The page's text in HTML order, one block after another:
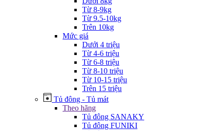
Từ 8-9kg
Từ 9.5-10kg
Trên 10kg
Mức giá
Dưới 4 triệu
Từ 4-6 triệu
Từ 6-8 triệu
Từ 8-10 triệu
Từ 10-15 triệu
Trên 15 triệu
Tủ đông - Tủ mát
Theo hãng
Tủ đông SANAKY
Tủ đông FUNIKI